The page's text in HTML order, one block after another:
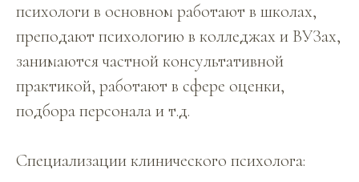
психологи в основном работают в школах,
преподают психологию в колледжах и ВУЗах,
занимаются частной консультативной
практикой, работают в сфере оценки,
подбора персонала и т.д.
Специализации клинического психолога: